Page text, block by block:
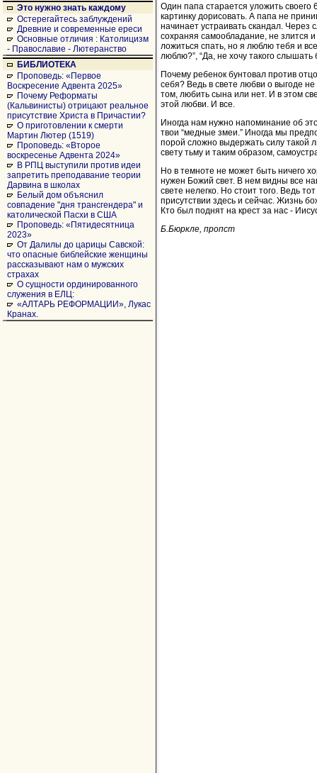
Это нужно знать каждому
Остерегайтесь заблуждений
Древние и современные ереси
Основные отличия : Католицизм
- Православие - Лютеранство
БИБЛИОТЕКА
Проповедь: «Первое
Воскресение Адвента 2025»
Почему Реформаты
(Кальвинисты) отрицают реальное
присутствие Христа в Причастии?
О приготовлении к смерти
Мартин Лютер (1519)
Проповедь: «Второе
воскресенье Адвента 2024»
В РПЦ выступили против идеи
запретить преподавание теории
Дарвина в школах
Белый дом объяснил
совпадение "дня трансгендера" и
католической Пасхи в США
Проповедь: «Пятидесятница
2023»
От Далилы до царицы Савской:
что опасные библейские женщины
рассказывают нам о мужских
страхах
О сущности ординированного
служения в ЕЛЦ:
«АЛТАРЬ РЕФОРМАЦИИ», Лукас
Кранах.
Один папа старается уложить
картинку дорисовать. А папа не
начинает устраивать скандал.
сохраняя самообладание, не злится
ложиться спать, но я люблю тебя и
люблю?”, “Да, не хочу такого
Почему ребенок бунтовал против
себя? Ведь в свете любви о выгоде
том, любить сына или нет. И в этом
этой любви. И все.
Иногда нам нужно напоминание об
твои “медные змеи.” Иногда мы
порой сложно выдержать силу такой
свету тьму и таким образом,
Но в темноте не может быть ничего
нужен Божий свет. В нем видны все
свете нелегко. Но стоит того. Ведь
присутствии здесь и сейчас. Жизнь
Кто был поднят на крест за нас -
Б.Бюркле, пропст